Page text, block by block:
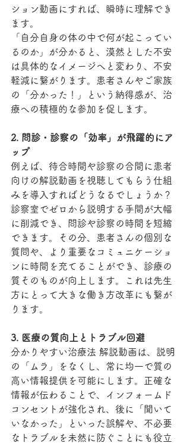
ション動画にすれば、瞬時に理解でき
ます。
「自分自身の体の中で何が起こってい
るのか」が分かると、漠然とした不安
は具体的なイメージへと変わり、不安
軽減に繋がります。患者さんやご家族
の「分かった！」という納得感が、治
療への積極的な参加を促します。
2. 問診・診察の「効率」が飛躍的にア
ップ
例えば、待合時間や診察の合間に患者
向けの解説動画を視聴してもらう仕組
みを導入すればどうなるでしょうか？
診察室でゼロから説明する手間が大幅
に削減でき、問診や診察の時間を短縮
できます。その分、患者さんの個別な
質問や、より重要なコミュニケーショ
ンに時間を充てることができ、診療の
質そのものが向上します。これは先生
方にとって大きな働き方改革にも繋が
ります。
3. 医療の質向上とトラブル回避
分かりやすい治療法 解説動画は、説明
の「ムラ」をなくし、常に均一で質の
高い情報提供を可能にします。正確な
情報が伝わることで、インフォームド
コンセントが強化され、後に「聞いて
いなかった」といった誤解や、不必要
なトラブルを未然に防ぐことにも役立